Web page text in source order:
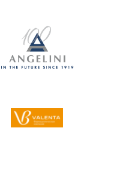
Валента
Гедеон